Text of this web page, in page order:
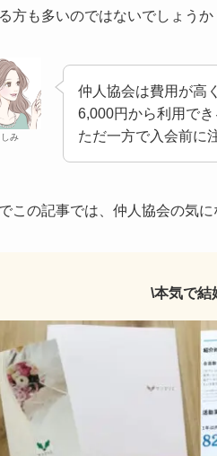
方も多いのではないでしょうか
しみ
仲人協会は費用が高
6,000円から利用でき
ただ一方で入会前に
この記事では、仲人協会の気
\本気で結